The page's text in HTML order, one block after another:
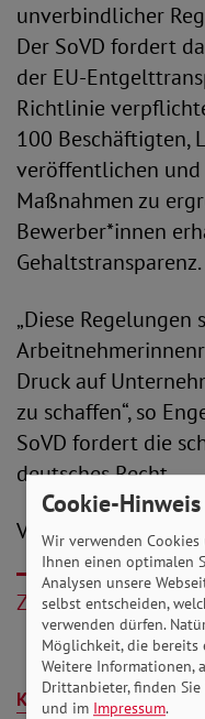
unverbindlicher
Der SoVD fordert
der EU-
Richtlinie
100 Beschäftigten,
veröffentlichen
Maßnahmen zu
Bewerber*innen
Gehaltstransparenz.
„Diese Regelungen
Druck auf
zu schaffen“, so
SoVD fordert die
deutsches Recht.
V.i.S.d.P.: Constantin
Zurück
Kommentare (0)
Cookie-
Wir verwenden
Ihnen einen optimalen
Analysen unsere
selbst entscheiden,
verwenden dürfen.
Möglichkeit, die
Weitere Informationen,
Drittanbieter, finden
und im Impressum.